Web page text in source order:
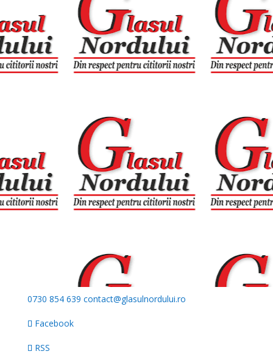
0730 854 639 contact@glasulnordului.ro
Facebook
RSS